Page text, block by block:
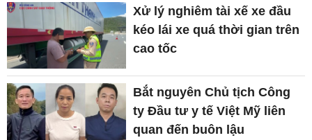
Xử lý nghiêm tài xế xe đầu
kéo lái xe quá thời gian trên
cao tốc
Bắt nguyên Chủ tịch Công
ty Đầu tư y tế Việt Mỹ liên
quan đến buôn lậu